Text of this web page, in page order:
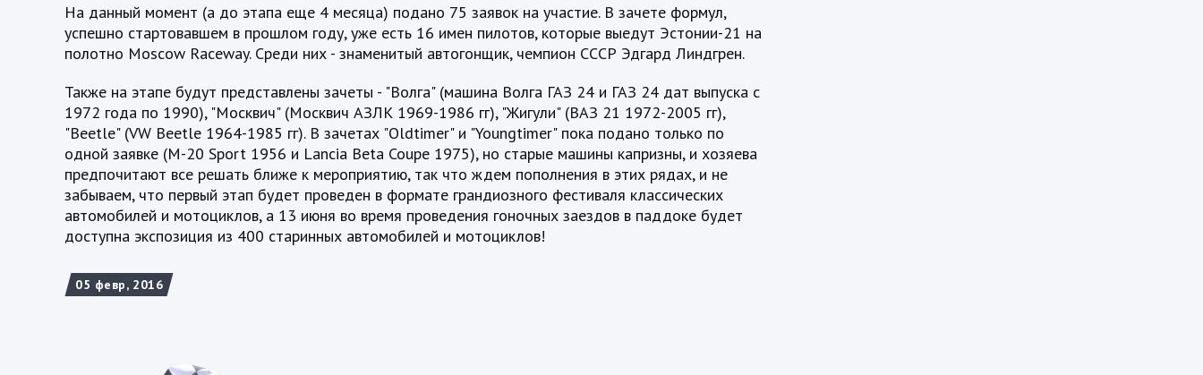
На данный момент (а до этапа еще 4 месяца) подано 75 заявок на участие. В зачете формул,
успешно стартовавшем в прошлом году, уже есть 16 имен пилотов, которые выедут Эстонии-21 на
полотно Moscow Raceway. Среди них - знаменитый автогонщик, чемпион СССР Эдгард Линдгрен.
Также на этапе будут представлены зачеты - "Волга" (машина Волга ГАЗ 24 и ГАЗ 24 дат выпуска с
1972 года по 1990), "Москвич" (Москвич АЗЛК 1969-1986 гг), "Жигули" (ВАЗ 21 1972-2005 гг),
"Beetle" (VW Beetle 1964-1985 гг). В зачетах "Oldtimer" и "Youngtimer" пока подано только по
одной заявке (M-20 Sport 1956 и Lancia Beta Coupe 1975), но старые машины капризны, и хозяева
предпочитают все решать ближе к мероприятию, так что ждем пополнения в этих рядах, и не
забываем, что первый этап будет проведен в формате грандиозного фестиваля классических
автомобилей и мотоциклов, а 13 июня во время проведения гоночных заездов в паддоке будет
доступна экспозиция из 400 старинных автомобилей и мотоциклов!
05 февр, 2016